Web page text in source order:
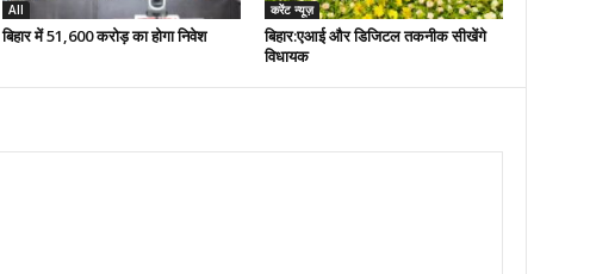
All
बिहार में 51,600 करोड़ का होगा निवेश
करेंट न्यूज़
बिहार:एआई और डिजिटल तकनीक सीखेंगे
विधायक